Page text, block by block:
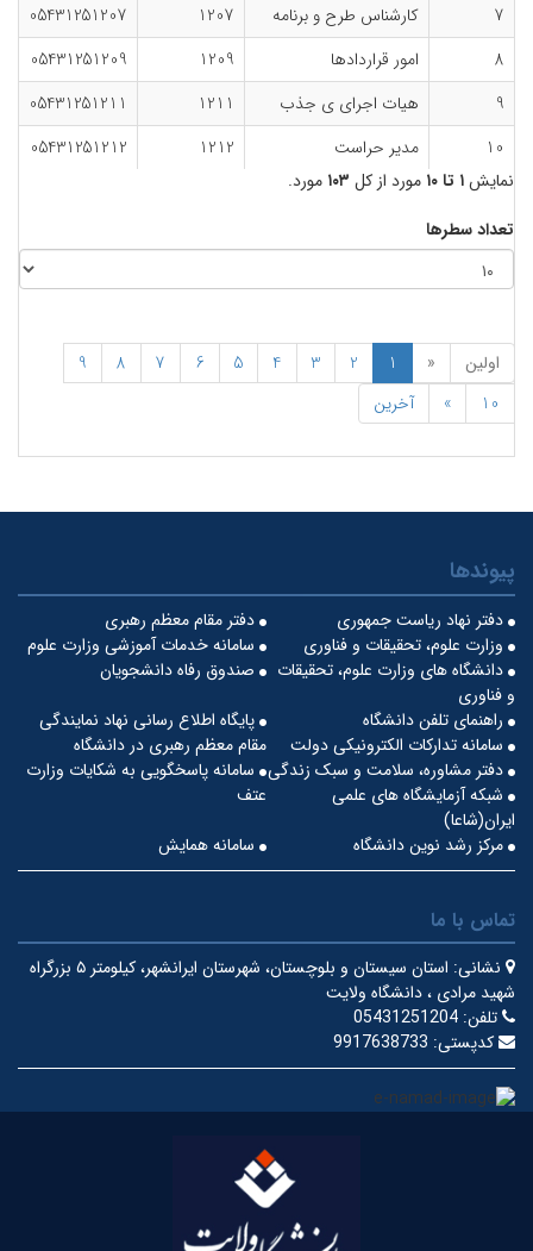
7
کارشناس طرح و برنامه 1207
05431251207
8
امور قراردادها 1209
05431251209
9
هیات اجرای ی جذب 1211
05431251211
10
مدیر حراست 1212
05431251212
نمایش۱ تا ۱۰ مورد از کل ۱۰۳ مورد.
تعداد سطرها
اولین «
1
2
3
4
5
6
7
8
9
10
» آخرین
پیوندها
دفتر مقام معظم رهبری
دفتر نهاد ریاست جمهوری
سامانه خدمات آموزشی وزارت علوم
وزارت علوم، تحقیقات و فناوری
صندوق رفاه دانشجویان
دانشگاه های وزارت علوم، تحقیقات
و فناوری
پایگاه اطلاع رسانی نهاد نمایندگی
مقام معظم رهبری در دانشگاه
راهنمای تلفن دانشگاه
سامانه تدارکات الکترونیکی دولت
سامانه پاسخگویی به شکایات وزارت
عتف
دفتر مشاوره، سلامت و سبک زندگی
شبکه آزمایشگاه های علمی
ایران(شاعا)
سامانه همایش
مرکز رشد نوین دانشگاه
تماس با ما
نشانی:
استان سیستان و بلوچستان، شهرستان ایرانشهر، کیلومتر ۵ بزرگراه
شهید مرادی ، دانشگاه ولایت
تلفن: 05431251204
کدپستی: 9917638733